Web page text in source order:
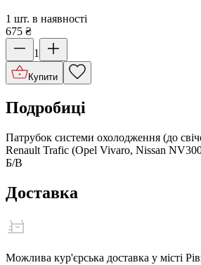
1 шт. в наявності
675 ₴
1
Купити
Подробиці
Патрубок системи охолодження (до
Renault Trafic (Opel Vivaro, Nissan
Б/В
Доставка
Можлива кур'єрська доставка у місті